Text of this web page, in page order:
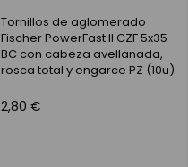
Tornillos de aglomerado
Fischer PowerFast II CZF 5x35
BC con cabeza avellanada,
rosca total y engarce PZ (10u)
2,80 €